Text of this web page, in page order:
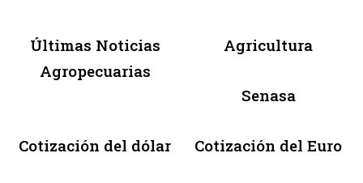
Últimas Noticias
Agropecuarias
Agricultura
Senasa
Cotización del dólar Cotización del Euro